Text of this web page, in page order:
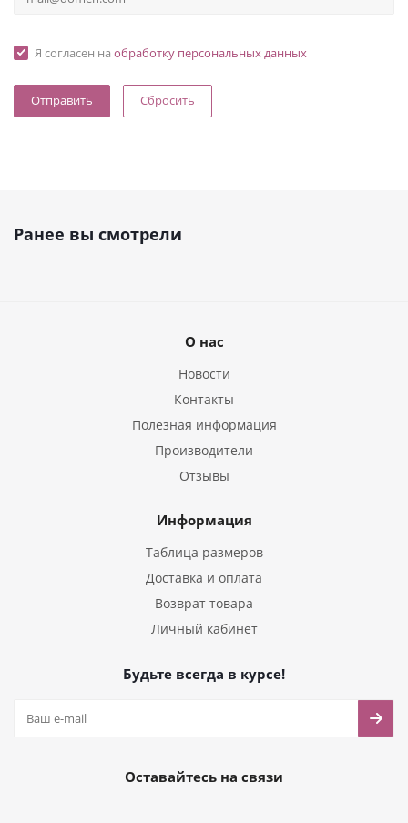
Я согласен на обработку персональных данных
Сбросить
Ранее вы смотрели
О нас
Новости
Контакты
Полезная информация
Производители
Отзывы
Информация
Таблица размеров
Доставка и оплата
Возврат товара
Личный кабинет
Будьте всегда в курсе!
Оставайтесь на связи